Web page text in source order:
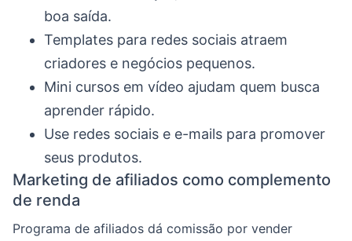
boa saída.
Templates para redes sociais atraem
criadores e negócios pequenos.
Mini cursos em vídeo ajudam quem busca
aprender rápido.
Use redes sociais e e-mails para promover
seus produtos.
Marketing de afiliados como complemento
de renda
Programa de afiliados dá comissão por vender